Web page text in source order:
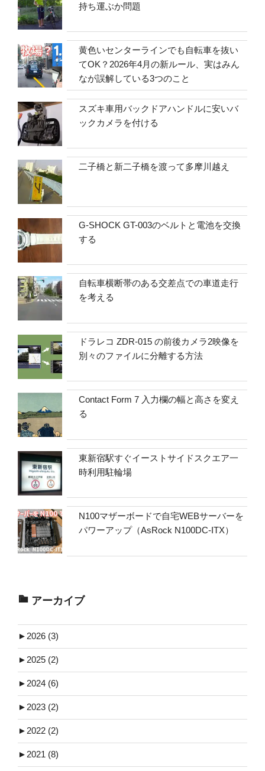
持ち運ぶか問題
黄色いセンターラインでも自転車を抜い
てOK？2026年4月の新ルール、実はみん
なが誤解している3つのこと
スズキ車用バックドアハンドルに安いバ
ックカメラを付ける
二子橋と新二子橋を渡って多摩川越え
G-SHOCK GT-003のベルトと電池を交換
する
自転車横断帯のある交差点での車道走行
を考える
ドラレコ ZDR-015 の前後カメラ2映像を
別々のファイルに分離する方法
Contact Form 7 入力欄の幅と高さを変え
る
東新宿駅すぐイーストサイドスクエア一
時利用駐輪場
N100マザーボードで自宅WEBサーバーを
パワーアップ（AsRock N100DC-ITX）
アーカイブ
►2026 (3)
►2025 (2)
►2024 (6)
►2023 (2)
►2022 (2)
►2021 (8)